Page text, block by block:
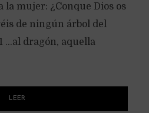
la mujer: ¿Conque Dios os
de ningún árbol del
…al dragón, aquella
LEER